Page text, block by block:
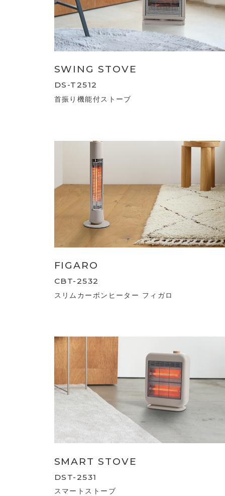
SWING STOVE
DS-T2512
首振り機能付ストーブ
FIGARO
CBT-2532
スリムカーボンヒーター フィガロ
SMART STOVE
DST-2531
スマートストーブ